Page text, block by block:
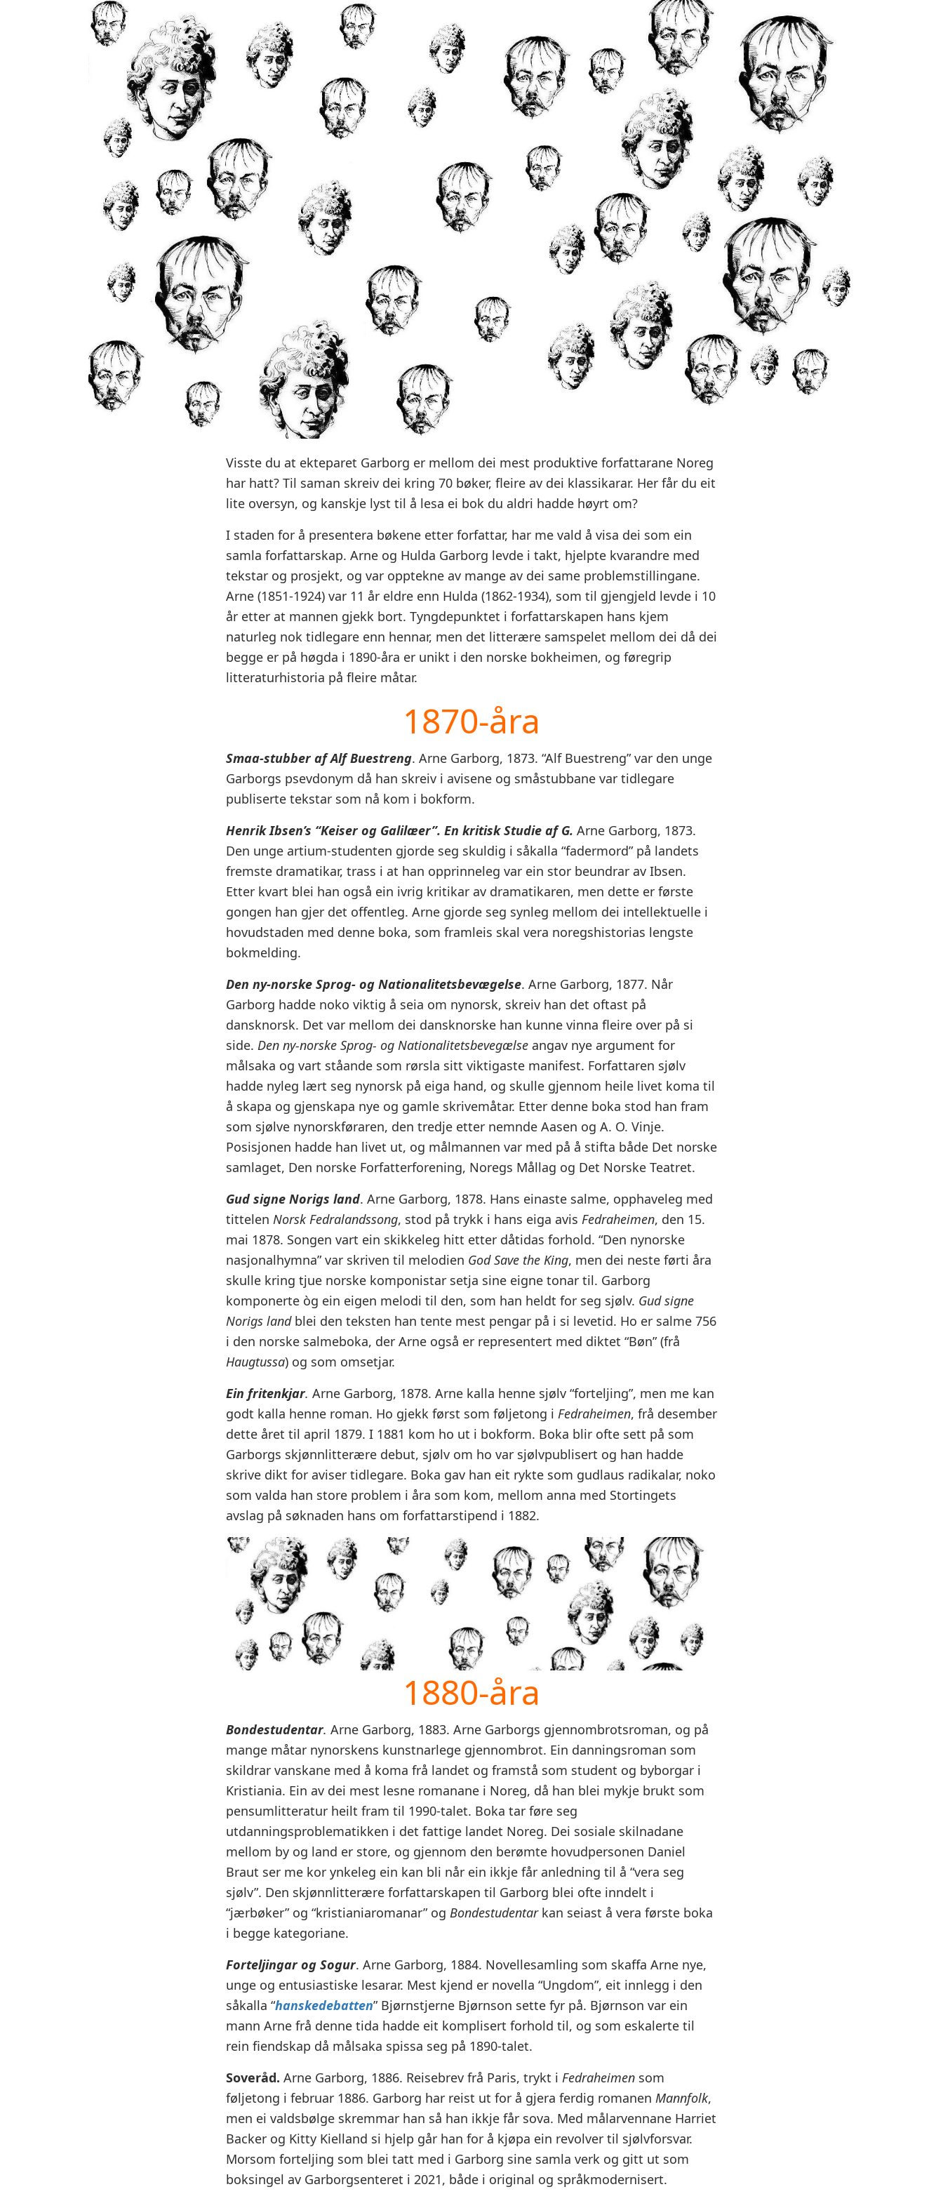
Visste du at ekteparet Garborg er mellom dei mest produktive forfattarane Noreg
har hatt? Til saman skreiv dei kring 70 bøker, fleire av dei klassikarar. Her får du eit
lite oversyn, og kanskje lyst til å lesa ei bok du aldri hadde høyrt om?
I staden for å presentera bøkene etter forfattar, har me vald å visa dei som ein
samla forfattarskap. Arne og Hulda Garborg levde i takt, hjelpte kvarandre med
tekstar og prosjekt, og var opptekne av mange av dei same problemstillingane.
Arne (1851-1924) var 11 år eldre enn Hulda (1862-1934), som til gjengjeld levde i 10
år etter at mannen gjekk bort. Tyngdepunktet i forfattarskapen hans kjem
naturleg nok tidlegare enn hennar, men det litterære samspelet mellom dei då dei
begge er på høgda i 1890-åra er unikt i den norske bokheimen, og føregrip
litteraturhistoria på fleire måtar.
1870-åra
Smaa-stubber af Alf Buestreng. Arne Garborg, 1873. “Alf Buestreng” var den unge
Garborgs psevdonym då han skreiv i avisene og småstubbane var tidlegare
publiserte tekstar som nå kom i bokform.
Henrik Ibsen’s “Keiser og Galilæer”. En kritisk Studie af G. Arne Garborg, 1873.
Den unge artium-studenten gjorde seg skuldig i såkalla “fadermord” på landets
fremste dramatikar, trass i at han opprinneleg var ein stor beundrar av Ibsen.
Etter kvart blei han også ein ivrig kritikar av dramatikaren, men dette er første
gongen han gjer det offentleg. Arne gjorde seg synleg mellom dei intellektuelle i
hovudstaden med denne boka, som framleis skal vera noregshistorias lengste
bokmelding.
Den ny-norske Sprog- og Nationalitetsbevægelse. Arne Garborg, 1877. Når
Garborg hadde noko viktig å seia om nynorsk, skreiv han det oftast på
dansknorsk. Det var mellom dei dansknorske han kunne vinna fleire over på si
side. Den ny-norske Sprog- og Nationalitetsbevegælse angav nye argument for
målsaka og vart ståande som rørsla sitt viktigaste manifest. Forfattaren sjølv
hadde nyleg lært seg nynorsk på eiga hand, og skulle gjennom heile livet koma til
å skapa og gjenskapa nye og gamle skrivemåtar. Etter denne boka stod han fram
som sjølve nynorskføraren, den tredje etter nemnde Aasen og A. O. Vinje.
Posisjonen hadde han livet ut, og målmannen var med på å stifta både Det norske
samlaget, Den norske Forfatterforening, Noregs Mållag og Det Norske Teatret.
Gud signe Norigs land. Arne Garborg, 1878. Hans einaste salme, opphaveleg med
tittelen Norsk Fedralandssong, stod på trykk i hans eiga avis Fedraheimen, den 15.
mai 1878. Songen vart ein skikkeleg hitt etter dåtidas forhold. “Den nynorske
nasjonalhymna” var skriven til melodien God Save the King, men dei neste førti åra
skulle kring tjue norske komponistar setja sine eigne tonar til. Garborg
komponerte òg ein eigen melodi til den, som han heldt for seg sjølv. Gud signe
Norigs landblei den teksten han tente mest pengar på i si levetid. Ho er salme 756
i den norske salmeboka, der Arne også er representert med diktet “Bøn” (frå
Haugtussa) og som omsetjar.
Ein fritenkjar. Arne Garborg, 1878. Arne kalla henne sjølv “forteljing”, men me kan
godt kalla henne roman. Ho gjekk først som føljetong i Fedraheimen, frå desember
dette året til april 1879. I 1881 kom ho ut i bokform. Boka blir ofte sett på som
Garborgs skjønnlitterære debut, sjølv om ho var sjølvpublisert og han hadde
skrive dikt for aviser tidlegare. Boka gav han eit rykte som gudlaus radikalar, noko
som valda han store problem i åra som kom, mellom anna med Stortingets
avslag på søknaden hans om forfattarstipend i 1882.
1880-åra
Bondestudentar. Arne Garborg, 1883. Arne Garborgs gjennombrotsroman, og på
mange måtar nynorskens kunstnarlege gjennombrot. Ein danningsroman som
skildrar vanskane med å koma frå landet og framstå som student og byborgar i
Kristiania. Ein av dei mest lesne romanane i Noreg, då han blei mykje brukt som
pensumlitteratur heilt fram til 1990-talet. Boka tar føre seg
utdanningsproblematikken i det fattige landet Noreg. Dei sosiale skilnadane
mellom by og land er store, og gjennom den berømte hovudpersonen Daniel
Braut ser me kor ynkeleg ein kan bli når ein ikkje får anledning til å “vera seg
sjølv”. Den skjønnlitterære forfattarskapen til Garborg blei ofte inndelt i
“jærbøker” og “kristianiaromanar” og Bondestudentarkan seiast å vera første boka
i begge kategoriane.
Forteljingar og Sogur. Arne Garborg, 1884. Novellesamling som skaffa Arne nye,
unge og entusiastiske lesarar. Mest kjend er novella “Ungdom”, eit innlegg i den
såkalla “hanskedebatten” Bjørnstjerne Bjørnson sette fyr på. Bjørnson var ein
mann Arne frå denne tida hadde eit komplisert forhold til, og som eskalerte til
rein fiendskap då målsaka spissa seg på 1890-talet.
Soveråd. Arne Garborg, 1886. Reisebrev frå Paris, trykt i Fedraheimen som
føljetong i februar 1886. Garborg har reist ut for å gjera ferdig romanen Mannfolk,
men ei valdsbølge skremmar han så han ikkje får sova. Med målarvennane Harriet
Backer og Kitty Kielland si hjelp går han for å kjøpa ein revolver til sjølvforsvar.
Morsom forteljing som blei tatt med i Garborg sine samla verk og gitt ut som
boksingel av Garborgsenteret i 2021, både i original og språkmodernisert.